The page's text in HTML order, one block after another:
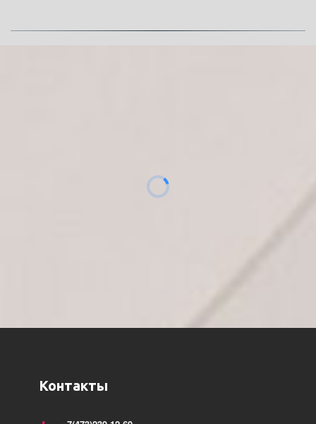
Контакты